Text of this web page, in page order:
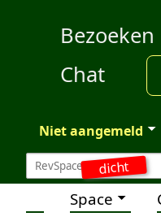
dicht
Bezoeken
Chat
Niet aangemeld
Space